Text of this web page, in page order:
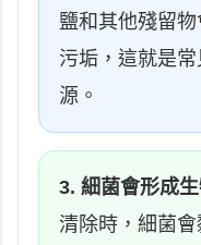
鹽和其他殘留
污垢，這就是
源。
3. 細菌會形成生
清除時，細菌